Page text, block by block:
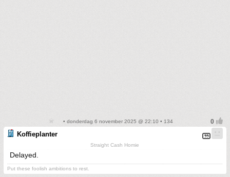
• donderdag 6 november 2025 @ 22:10 • 134
Koffieplanter
Straight Cash Homie
Delayed.
Put these foolish ambitions to rest.